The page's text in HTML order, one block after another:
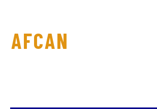
AFCAN